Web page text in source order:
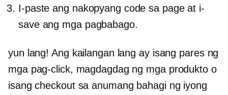
I-paste ang nakopyang code sa page at i-
save ang mga pagbabago.
yun lang! Ang kailangan lang ay isang pares ng
mga pag-click, magdagdag ng mga produkto o
isang checkout sa anumang bahagi ng iyong